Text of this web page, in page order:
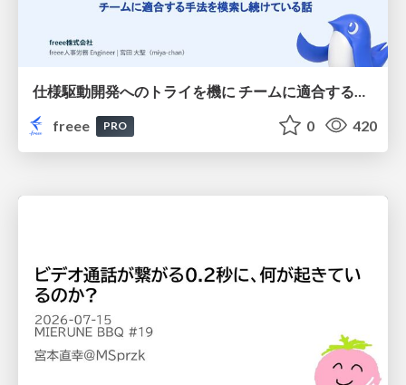
freee
PRO 0 420